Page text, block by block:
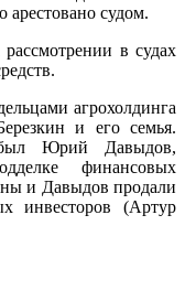
судом.
в судах
агрохолдинга
и его семья.
Юрий Давыдов,
финансовых
и Давыдов продали
инвесторов (Артур